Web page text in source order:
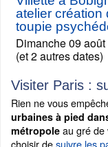
atelier création
toupie
Dimanche 09
(et 2 autres dates)
Visiter Paris :
Rien ne vous
urbaines à pied
métropole au gré de
choisir desuivre les